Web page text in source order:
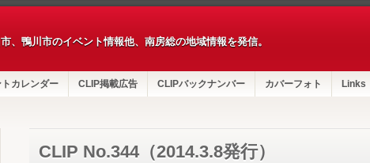
、鴨川市のイベント情報他、南房総の地域情報を発信。
カレンダー CLIP掲載広告 CLIPバックナンバー カバーフォト Links
CLIP No.344（2014.3.8発行）